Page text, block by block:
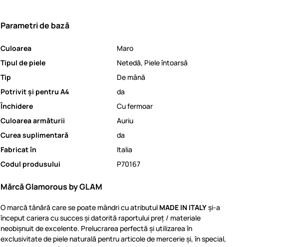
Parametri de bază
Culoarea
Maro
Tipul de piele
Netedă, Piele întoarsă
Tip
De mână
Potrivit și pentru A4
da
Închidere
Cu fermoar
Culoarea armăturii
Auriu
Curea suplimentară
da
Fabricat în
Italia
Codul produsului
P70167
Mărcă Glamorous by GLAM
O marcă tânără care se poate mândri cu atributul MADE IN ITALYși-a
început cariera cu succes și datorită raportului preț / materiale
neobișnuit de excelente. Prelucrarea perfectă și utilizarea în
exclusivitate de piele naturală pentru articole de mercerie și, în special,